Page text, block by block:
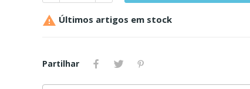
 Últimos artigos em stock
Partilhar